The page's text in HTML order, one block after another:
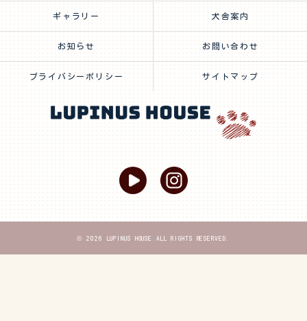
ギャラリー 犬舎案内
お知らせ お問い合わせ
プライバシーポリシー サイトマップ
© 2026 LUPINUS HOUSE ALL RIGHTS RESERVED.